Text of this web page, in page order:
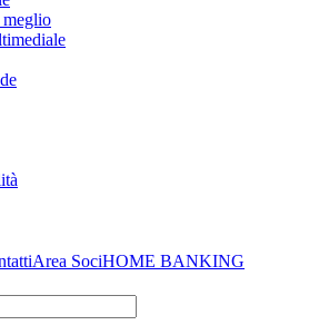
Area SociHOME BANKING